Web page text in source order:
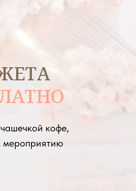
кофе,
мероприятию